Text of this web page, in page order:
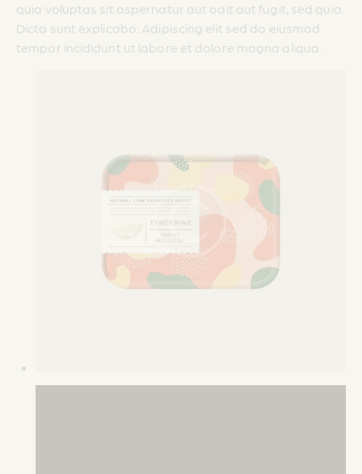
quia voluptas sit aspernatur aut odit aut fugit, sed quia.
Dicta sunt explicabo. Adipiscing elit sed do eiusmod
tempor incididunt ut labore et dolore magna aliqua.